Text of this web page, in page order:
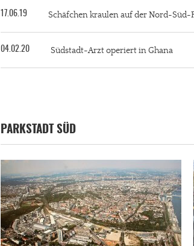
17.06.19 Schäfchen kraulen auf der Nord-Süd-
04.02.20 Südstadt-Arzt operiert in Ghana
PARKSTADT SÜD